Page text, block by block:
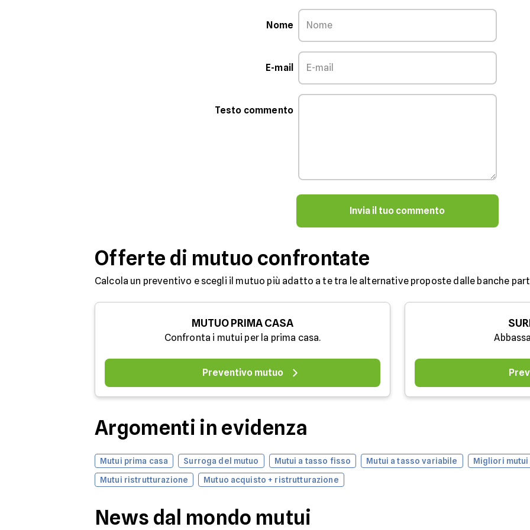
Nome
E-mail
Testo commento
Invia il tuo commento
Offerte di mutuo confrontate
Calcola un preventivo e scegli il mutuo più adatto a te tra le alternative proposte dalle banche
MUTUO PRIMA CASA
Confronta i mutui per la prima casa.
Preventivo mutuo
Argomenti in evidenza
Mutui prima casa Surroga del mutuo Mutui a tasso fisso Mutui a tasso variabile Migliori
Mutui ristrutturazione
Mutuo acquisto + ristrutturazione
News dal mondo mutui